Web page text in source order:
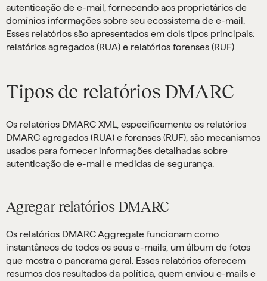
autenticação de e-mail, fornecendo aos proprietários de
domínios informações sobre seu ecossistema de e-mail.
Esses relatórios são apresentados em dois tipos principais:
relatórios agregados (RUA) e relatórios forenses (RUF).
Tipos de relatórios DMARC
Os relatórios DMARC XML, especificamente os relatórios
DMARC agregados (RUA) e forenses (RUF), são mecanismos
usados para fornecer informações detalhadas sobre
autenticação de e-mail e medidas de segurança.
Agregar relatórios DMARC
Os relatórios DMARC Aggregate funcionam como
instantâneos de todos os seus e-mails, um álbum de fotos
que mostra o panorama geral. Esses relatórios oferecem
resumos dos resultados da política, quem enviou e-mails e